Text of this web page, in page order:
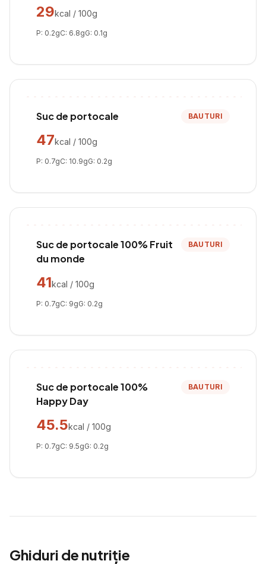
29kcal / 100g
P: 0.2gC: 6.8gG: 0.1g
Suc de portocale BAUTURI
47kcal / 100g
P: 0.7gC: 10.9gG: 0.2g
Suc de portocale 100% Fruit
du monde
BAUTURI
41kcal / 100g
P: 0.7gC: 9gG: 0.2g
Suc de portocale 100%
Happy Day
BAUTURI
45.5kcal / 100g
P: 0.7gC: 9.5gG: 0.2g
Ghiduri de nutriție